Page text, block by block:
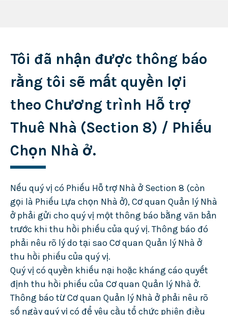
Tôi đã nhận được thông báo
rằng tôi sẽ mất quyền lợi
theo Chương trình Hỗ trợ
Thuê Nhà (Section 8) / Phiếu
Chọn Nhà ở.
Nếu quý vị có Phiếu Hỗ trợ Nhà ở Section 8 (còn
gọi là Phiếu Lựa chọn Nhà ở), Cơ quan Quản lý Nhà
ở phải gửi cho quý vị một thông báo bằng văn bản
trước khi thu hồi phiếu của quý vị. Thông báo đó
phải nêu rõ lý do tại sao Cơ quan Quản lý Nhà ở
thu hồi phiếu của quý vị.
Quý vị có quyền khiếu nại hoặc kháng cáo quyết
định thu hồi phiếu của Cơ quan Quản lý Nhà ở.
Thông báo từ Cơ quan Quản lý Nhà ở phải nêu rõ
số ngày quý vị có để yêu cầu tổ chức phiên điều